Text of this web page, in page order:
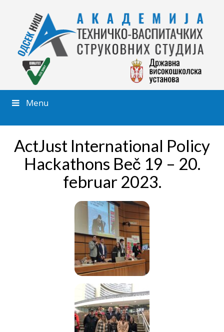
Menu
ActJust International Policy
Hackathons Beč 19 – 20.
februar 2023.